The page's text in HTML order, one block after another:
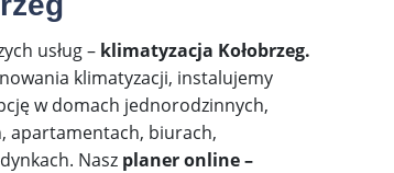
usług – klimatyzacja Kołobrzeg.
klimatyzacji, instalujemy
w domach jednorodzinnych,
apartamentach, biurach,
Nasz planer online –